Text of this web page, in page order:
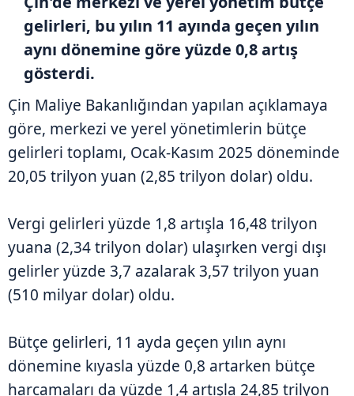
gelirleri, bu yılın 11 ayında geçen yılın
aynı dönemine göre yüzde 0,8 artış
gösterdi.
Çin Maliye Bakanlığından yapılan açıklamaya
göre, merkezi ve yerel yönetimlerin bütçe
gelirleri toplamı, Ocak-Kasım 2025 döneminde
20,05 trilyon yuan (2,85 trilyon dolar) oldu.
Vergi gelirleri yüzde 1,8 artışla 16,48 trilyon
yuana (2,34 trilyon dolar) ulaşırken vergi dışı
gelirler yüzde 3,7 azalarak 3,57 trilyon yuan
(510 milyar dolar) oldu.
Bütçe gelirleri, 11 ayda geçen yılın aynı
dönemine kıyasla yüzde 0,8 artarken bütçe
harcamaları da yüzde 1,4 artışla 24,85 trilyon